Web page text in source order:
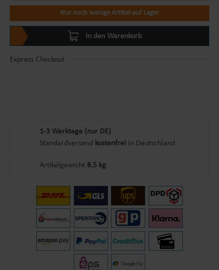
Nur noch wenige Artikel auf Lager
In den Warenkorb
Express Checkout
1-3 Werktage (nur DE)
Standardversand kostenfrei in Deutschland
Artikelgewicht 8.5 kg